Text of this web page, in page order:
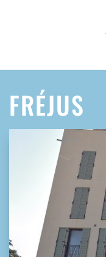
FRÉJUS